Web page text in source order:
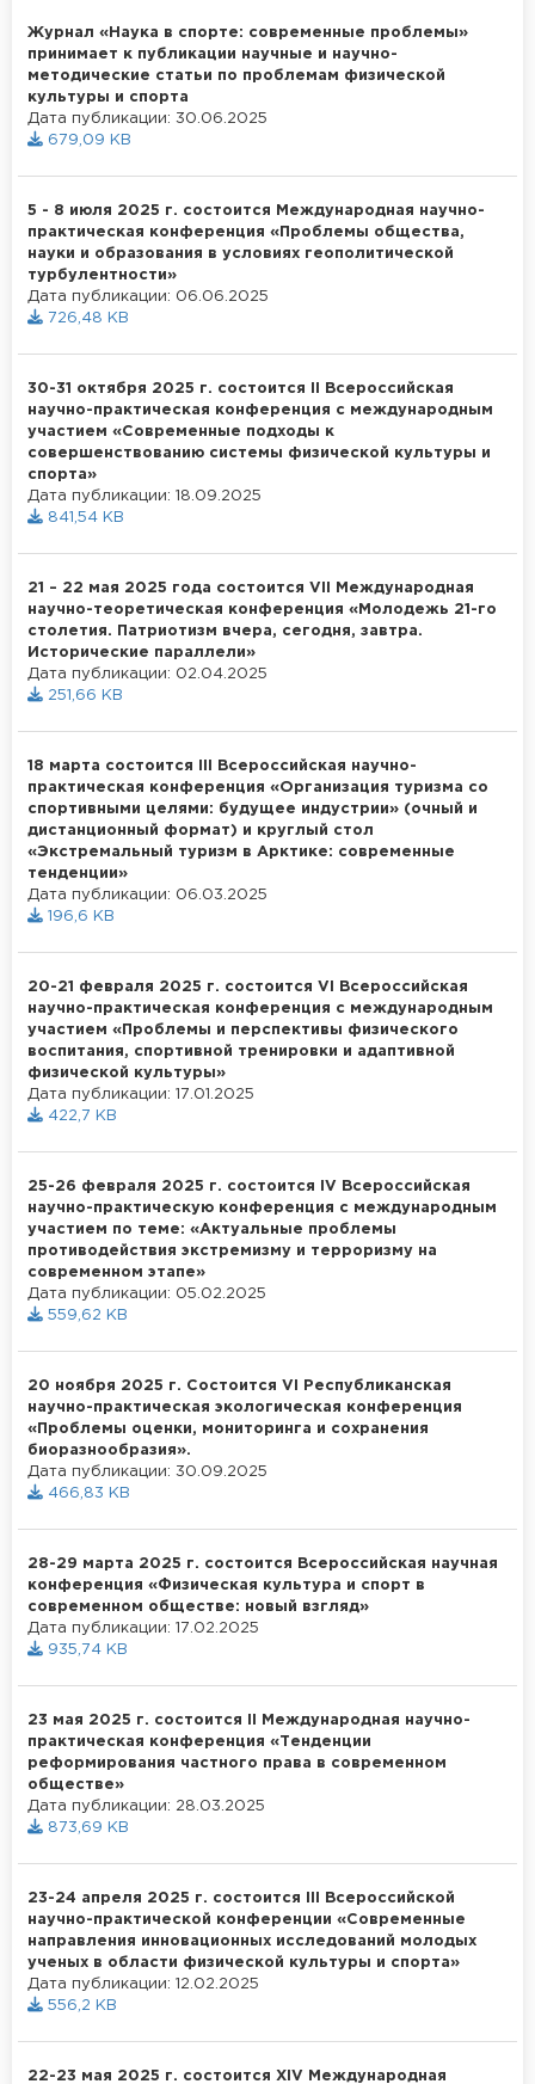
Журнал «Наука в спорте: современные проблемы»
принимает к публикации научные и научно-
методические статьи по проблемам физической
культуры и спорта
Дата публикации: 30.06.2025
679,09 KB
5 - 8 июля 2025 г. состоится Международная научно-
практическая конференция «Проблемы общества,
науки и образования в условиях геополитической
турбулентности»
Дата публикации: 06.06.2025
726,48 KB
30-31 октября 2025 г. состоится II Всероссийская
научно-практическая конференция с международным
участием «Современные подходы к
совершенствованию системы физической культуры и
спорта»
Дата публикации: 18.09.2025
841,54 KB
21 – 22 мая 2025 года состоится VII Международная
научно-теоретическая конференция «Молодежь 21-го
столетия. Патриотизм вчера, сегодня, завтра.
Исторические параллели»
Дата публикации: 02.04.2025
251,66 KB
18 марта состоится III Всероссийская научно-
практическая конференция «Организация туризма со
спортивными целями: будущее индустрии» (очный и
дистанционный формат) и круглый стол
«Экстремальный туризм в Арктике: современные
тенденции»
Дата публикации: 06.03.2025
196,6 KB
20-21 февраля 2025 г. состоится VI Всероссийская
научно-практическая конференция с международным
участием «Проблемы и перспективы физического
воспитания, спортивной тренировки и адаптивной
физической культуры»
Дата публикации: 17.01.2025
422,7 KB
25-26 февраля 2025 г. состоится IV Всероссийская
научно-практическую конференция с международным
участием по теме: «Актуальные проблемы
противодействия экстремизму и терроризму на
современном этапе»
Дата публикации: 05.02.2025
559,62 KB
20 ноября 2025 г. Состоится VI Республиканская
научно-практическая экологическая конференция
«Проблемы оценки, мониторинга и сохранения
биоразнообразия».
Дата публикации: 30.09.2025
466,83 KB
28-29 марта 2025 г. состоится Всероссийская научная
конференция «Физическая культура и спорт в
современном обществе: новый взгляд»
Дата публикации: 17.02.2025
935,74 KB
23 мая 2025 г. состоится II Международная научно-
практическая конференция «Тенденции
реформирования частного права в современном
обществе»
Дата публикации: 28.03.2025
873,69 KB
23-24 апреля 2025 г. состоится III Всероссийской
научно-практической конференции «Современные
направления инновационных исследований молодых
ученых в области физической культуры и спорта»
Дата публикации: 12.02.2025
556,2 KB
22-23 мая 2025 г. состоится XIV Международная